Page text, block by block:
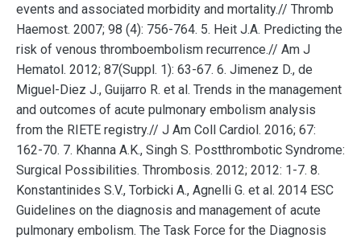
events and associated morbidity and mortality.// Thromb
Haemost. 2007; 98 (4): 756-764. 5. Heit J.A. Predicting the
risk of venous thromboembolism recurrence.// Am J
Hematol. 2012; 87(Suppl. 1): 63-67. 6. Jimenez D., de
Miguel-Diez J., Guijarro R. et al. Trends in the management
and outcomes of acute pulmonary embolism analysis
from the RIETE registry.// J Am Coll Cardiol. 2016; 67:
162-70. 7. Khanna A.K., Singh S. Postthrombotic Syndrome:
Surgical Possibilities. Thrombosis. 2012; 2012: 1-7. 8.
Konstantinides S.V., Torbicki A., Agnelli G. et al. 2014 ESC
Guidelines on the diagnosis and management of acute
pulmonary embolism. The Task Force for the Diagnosis